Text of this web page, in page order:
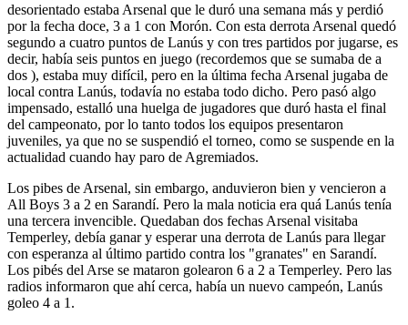
desorientado estaba Arsenal que le duró una semana más y perdió
por la fecha doce, 3 a 1 con Morón. Con esta derrota Arsenal quedó
segundo a cuatro puntos de Lanús y con tres partidos por jugarse, es
decir, había seis puntos en juego (recordemos que se sumaba de a
dos ), estaba muy difícil, pero en la última fecha Arsenal jugaba de
local contra Lanús, todavía no estaba todo dicho. Pero pasó algo
impensado, estalló una huelga de jugadores que duró hasta el final
del campeonato, por lo tanto todos los equipos presentaron
juveniles, ya que no se suspendió el torneo, como se suspende en la
actualidad cuando hay paro de Agremiados.
Los pibes de Arsenal, sin embargo, anduvieron bien y vencieron a
All Boys 3 a 2 en Sarandí. Pero la mala noticia era quá Lanús tenía
una tercera invencible. Quedaban dos fechas Arsenal visitaba
Temperley, debía ganar y esperar una derrota de Lanús para llegar
con esperanza al último partido contra los "granates" en Sarandí.
Los pibés del Arse se mataron golearon 6 a 2 a Temperley. Pero las
radios informaron que ahí cerca, había un nuevo campeón, Lanús
goleo 4 a 1.